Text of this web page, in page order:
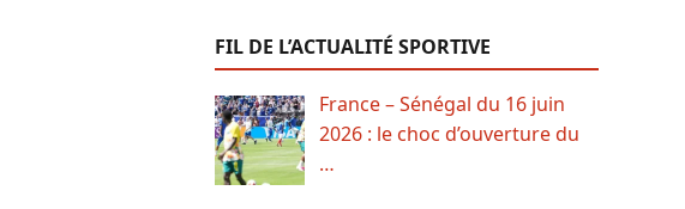
FIL DE L’ACTUALITÉ SPORTIVE
France – Sénégal du 16 juin
2026 : le choc d’ouverture du
…